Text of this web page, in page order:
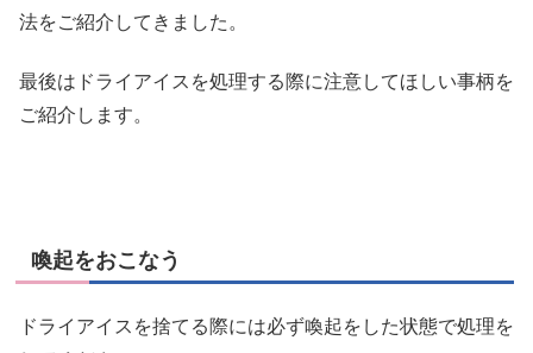
法をご紹介してきました。
最後はドライアイスを処理する際に注意してほしい事柄を
ご紹介します。
喚起をおこなう
ドライアイスを捨てる際には必ず喚起をした状態で処理を